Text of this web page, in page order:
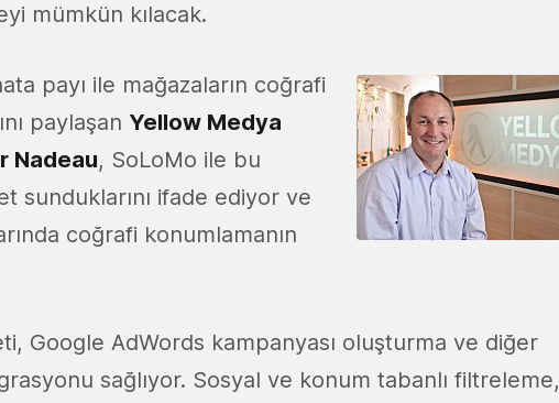
mümkün kılacak.
payı ile mağazaların coğrafi
paylaşan Yellow Medya
Nadeau, SoLoMo ile bu
sunduklarını ifade ediyor ve
coğrafi konumlamanın
Google AdWords kampanyası oluşturma ve diğer
sağlıyor. Sosyal ve konum tabanlı filtreleme,